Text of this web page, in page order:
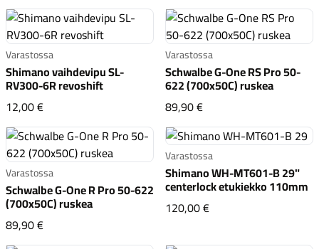
Varastossa
Shimano vaihdevipu SL-
RV300-6R revoshift
12,00 €Shimano vaihdevipu SL-RV300-6R revoshift
Varastossa
Schwalbe G-One RS Pro 50-
622 (700x50C) ruskea
89,90 €Schwalbe G-One RS
Varastossa
Schwalbe G-One R Pro 50-622
(700x50C) ruskea
89,90 €Schwalbe G-One R Pro 50-622 (700x50C) ruskea
Varastossa
Shimano WH-MT601-B 29"
centerlock etukiekko 110mm
120,00 €Shimano WH-